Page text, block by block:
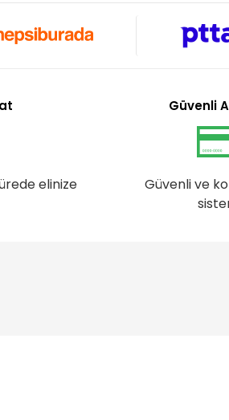
elinize
Güvenli
Güvenli ve